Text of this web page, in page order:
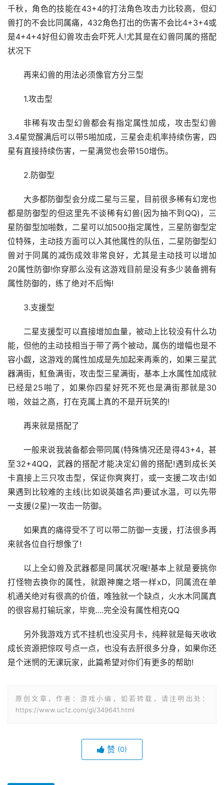
千秋，角色的技能在43+4的打法角色攻击力比较高，但幻
兽打的不会比同属痛，432角色打出的伤害不会比4+3+4或
是4+4+4好但幻兽攻击会吓死人!尤其是在幻兽同属的搭配
状况下
再来幻兽的用法必须像官方分三型
1.攻击型
非稀有攻击型幻兽都会有指定属性加成，攻击型幻兽
3.4星觉醒满后可以带5啪加成，三星会走机率持续伤害，四
星有直接持续伤害，一星满觉也会带150增伤。
2.防御型
大多都防御型会分成二星与三星，目前很多稀有幻宠也
都是防御型的但这里先不谈稀有幻兽(因为抽不到QQ)，三
星防御型加啪数，二星可以加500指定属性，三星防御型定
位特殊，主动技方面可以入其他属性的队伍，二星防御型幻
兽对于同属的减伤成效非常良好，尤其是主动技可以增加
20属性防御!你穿那么没有这游戏目前是没有多少装备拥有
属性防御的，练了绝对不后悔!
3.支援型
二星支援型可以直接增加血量，被动上比较没有什么功
能，但他的主动技相当于带了两个被动，属伤的增幅也是不
容小觑，这游戏的属性加成是先加起来再乘的，如果三星武
器满街，魟鱼满街，攻击型三星满街，基本上水属性加成就
已经是25啪了，如果你四星好死不死也是满街那就是30
啪，效益之高，打在克属上真的不是开玩笑的!
再来就是搭配了
一般来说我装备都会带同属(特殊情况还是得43+4，甚
至32+4QQ，武器的搭配才能决定幻兽的搭配!遇到成长关
卡直接上三只攻击型，保证你爽爽打，或一支援二攻击!如
果遇到比较难的主线(比如说英雄名声)要试水温，可以先带
一支援(2星)一攻击一防御。
如果真的痛得受不了可以带二防御一支援，打法很多再
来就各位自行想像了!
以上全幻兽及武器都是同属状况喔!基本上就是要挑你
打怪物去换你的属性，就跟神魔之塔一样xD，同属流在单
机通关绝对有很高的价值，唯独就一个缺点，火水木同属真
的很容易打输玩家，毕竟....完全没有属性相克QQ
另外我游戏方式不挂机也没买月卡，纯粹就是每天收收
成长资源把惊叹号点一点，也没有去肝很多分身，如果你还
是个迷惘的无课玩家，此篇希望对你们有更多的帮助!
原创文章，作者：游戏小编，如若转载，请注明出处：
https://www.uc1z.com/gl/349641.html
赞 (0)